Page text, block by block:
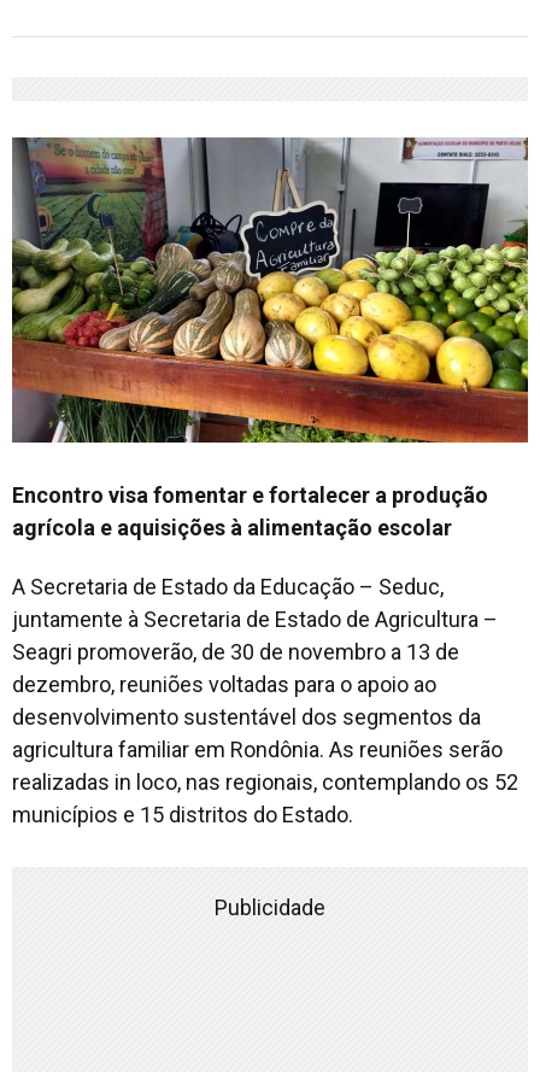
Encontro visa fomentar e fortalecer a produção
agrícola e aquisições à alimentação escolar
A Secretaria de Estado da Educação – Seduc,
juntamente à Secretaria de Estado de Agricultura –
Seagri promoverão, de 30 de novembro a 13 de
dezembro, reuniões voltadas para o apoio ao
desenvolvimento sustentável dos segmentos da
agricultura familiar em Rondônia. As reuniões serão
realizadas in loco, nas regionais, contemplando os 52
municípios e 15 distritos do Estado.
Publicidade